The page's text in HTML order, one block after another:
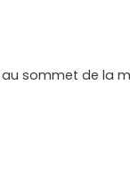
sommet de la